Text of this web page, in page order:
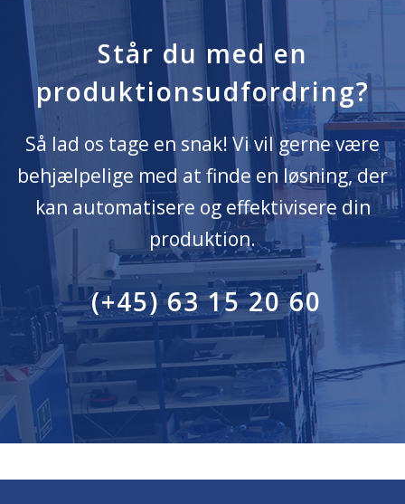
Står du med en
produktionsudfordring?
Så lad os tage en snak! Vi vil gerne være
behjælpelige med at finde en løsning, der
kan automatisere og effektivisere din
produktion.
(+45) 63 15 20 60